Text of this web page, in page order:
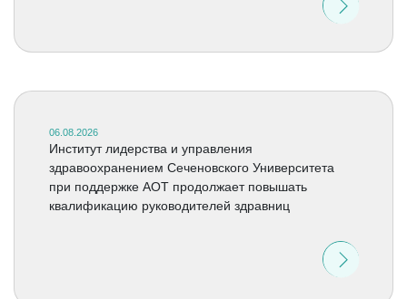
06.08.2026
Институт лидерства и управления
здравоохранением Сеченовского Университета
при поддержке АОТ продолжает повышать
квалификацию руководителей здравниц